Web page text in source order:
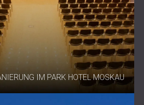
IM PARK HOTEL MOSKAU